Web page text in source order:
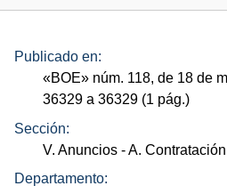
Publicado en:
«BOE» núm. 118, de 18 de
36329 a 36329 (1 pág.)
Sección:
V. Anuncios - A.
Departamento: